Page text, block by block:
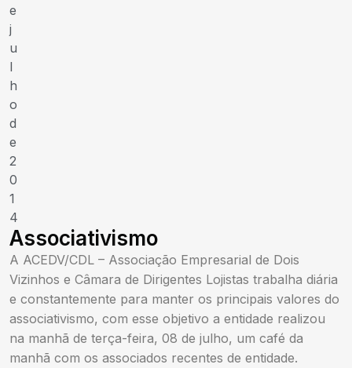
e
j
u
l
h
o
d
e
2
0
1
4
Associativismo
A ACEDV/CDL – Associação Empresarial de Dois
Vizinhos e Câmara de Dirigentes Lojistas trabalha diária
e constantemente para manter os principais valores do
associativismo, com esse objetivo a entidade realizou
na manhã de terça-feira, 08 de julho, um café da
manhã com os associados recentes de entidade.